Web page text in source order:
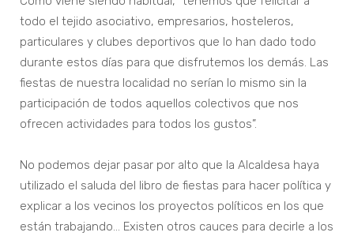
todo el tejido asociativo, empresarios, hosteleros,
particulares y clubes deportivos que lo han dado todo
durante estos días para que disfrutemos los demás. Las
fiestas de nuestra localidad no serían lo mismo sin la
participación de todos aquellos colectivos que nos
ofrecen actividades para todos los gustos”.
No podemos dejar pasar por alto que la Alcaldesa haya
utilizado el saluda del libro de fiestas para hacer política y
explicar a los vecinos los proyectos políticos en los que
están trabajando… Existen otros cauces para decirle a los